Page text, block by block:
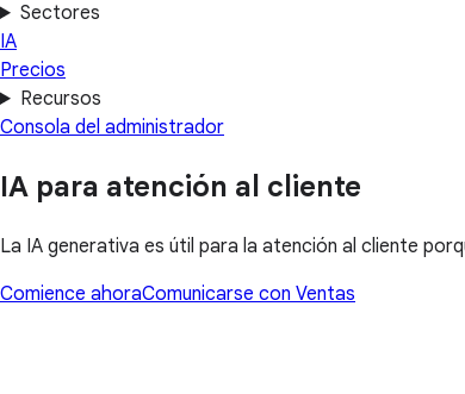
Sectores
IA
Precios
Recursos
Consola del administrador
IA para atención al cliente
La IA generativa es útil para la atención al cliente
Comience ahoraComunicarse con Ventas